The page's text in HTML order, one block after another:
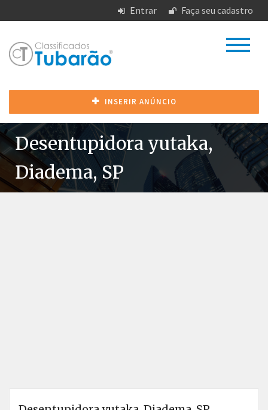
Entrar Faça seu cadastro
INSERIR ANÚNCIO
Desentupidora yutaka,
Diadema, SP